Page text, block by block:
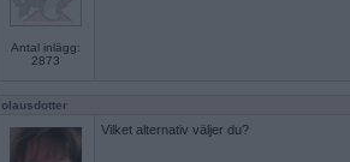
Antal inlägg:
2873
olausdotter
Vilket alternativ väljer du?